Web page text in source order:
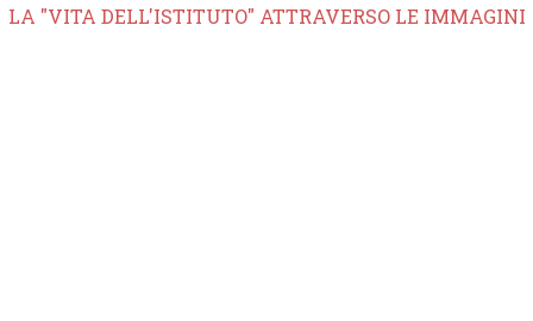
LA "VITA DELL'ISTITUTO" ATTRAVERSO LE IMMAGINI